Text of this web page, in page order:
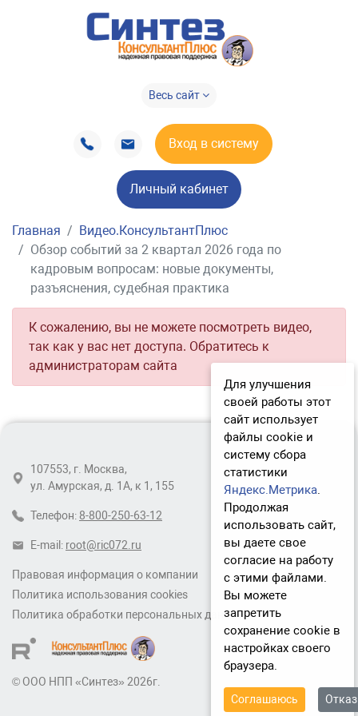
Весь сайт
Вход в систему
Личный кабинет
Главная
Видео.КонсультантПлюс
Обзор событий за 2 квартал 2026 года по
кадровым вопросам: новые документы,
разъяснения, судебная практика
К сожалению, вы не можете посмотреть видео,
так как у вас нет доступа. Обратитесь к
администраторам сайта
Правовая информация о компании
Политика использования cookies
Политика обработки персональных данных
© ООО НПП «Синтез» 2026г.
107553, г. Москва,
ул. Амурская, д. 1А, к 1, 155
Телефон: 8-800-250-63-12
E-mail: root@ric072.ru
Для улучшения
своей работы этот
сайт использует
файлы cookie и
систему сбора
статистики
Яндекс.Метрика.
Продолжая
использовать сайт,
вы даете свое
согласие на работу
с этими файлами.
Вы можете
запретить
сохранение cookie в
настройках своего
браузера.
Соглашаюсь